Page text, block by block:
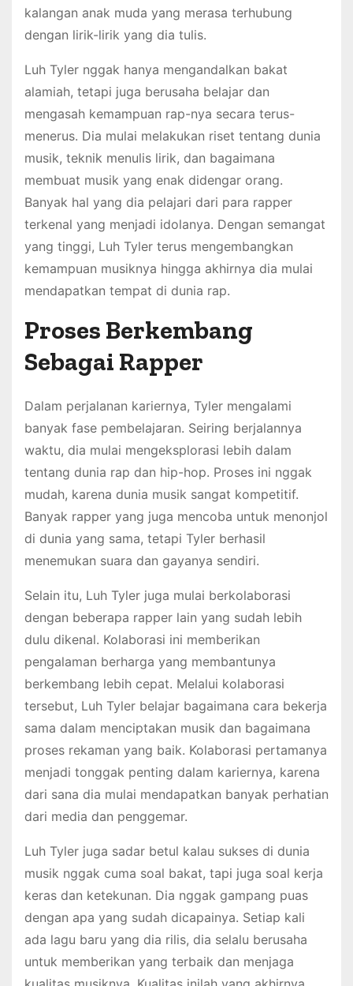
kalangan anak muda yang merasa terhubung
dengan lirik-lirik yang dia tulis.
Luh Tyler nggak hanya mengandalkan bakat
alamiah, tetapi juga berusaha belajar dan
mengasah kemampuan rap-nya secara terus-
menerus. Dia mulai melakukan riset tentang dunia
musik, teknik menulis lirik, dan bagaimana
membuat musik yang enak didengar orang.
Banyak hal yang dia pelajari dari para rapper
terkenal yang menjadi idolanya. Dengan semangat
yang tinggi, Luh Tyler terus mengembangkan
kemampuan musiknya hingga akhirnya dia mulai
mendapatkan tempat di dunia rap.
Proses Berkembang
Sebagai Rapper
Dalam perjalanan kariernya, Tyler mengalami
banyak fase pembelajaran. Seiring berjalannya
waktu, dia mulai mengeksplorasi lebih dalam
tentang dunia rap dan hip-hop. Proses ini nggak
mudah, karena dunia musik sangat kompetitif.
Banyak rapper yang juga mencoba untuk menonjol
di dunia yang sama, tetapi Tyler berhasil
menemukan suara dan gayanya sendiri.
Selain itu, Luh Tyler juga mulai berkolaborasi
dengan beberapa rapper lain yang sudah lebih
dulu dikenal. Kolaborasi ini memberikan
pengalaman berharga yang membantunya
berkembang lebih cepat. Melalui kolaborasi
tersebut, Luh Tyler belajar bagaimana cara bekerja
sama dalam menciptakan musik dan bagaimana
proses rekaman yang baik. Kolaborasi pertamanya
menjadi tonggak penting dalam kariernya, karena
dari sana dia mulai mendapatkan banyak perhatian
dari media dan penggemar.
Luh Tyler juga sadar betul kalau sukses di dunia
musik nggak cuma soal bakat, tapi juga soal kerja
keras dan ketekunan. Dia nggak gampang puas
dengan apa yang sudah dicapainya. Setiap kali
ada lagu baru yang dia rilis, dia selalu berusaha
untuk memberikan yang terbaik dan menjaga